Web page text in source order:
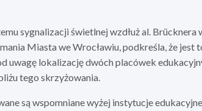
sygnalizacji świetlnej wzdłuż al. Brücknera
Miasta we Wrocławiu, podkreśla, że jest
uwagę lokalizację dwóch placówek
tego skrzyżowania.
są wspomniane wyżej instytucje